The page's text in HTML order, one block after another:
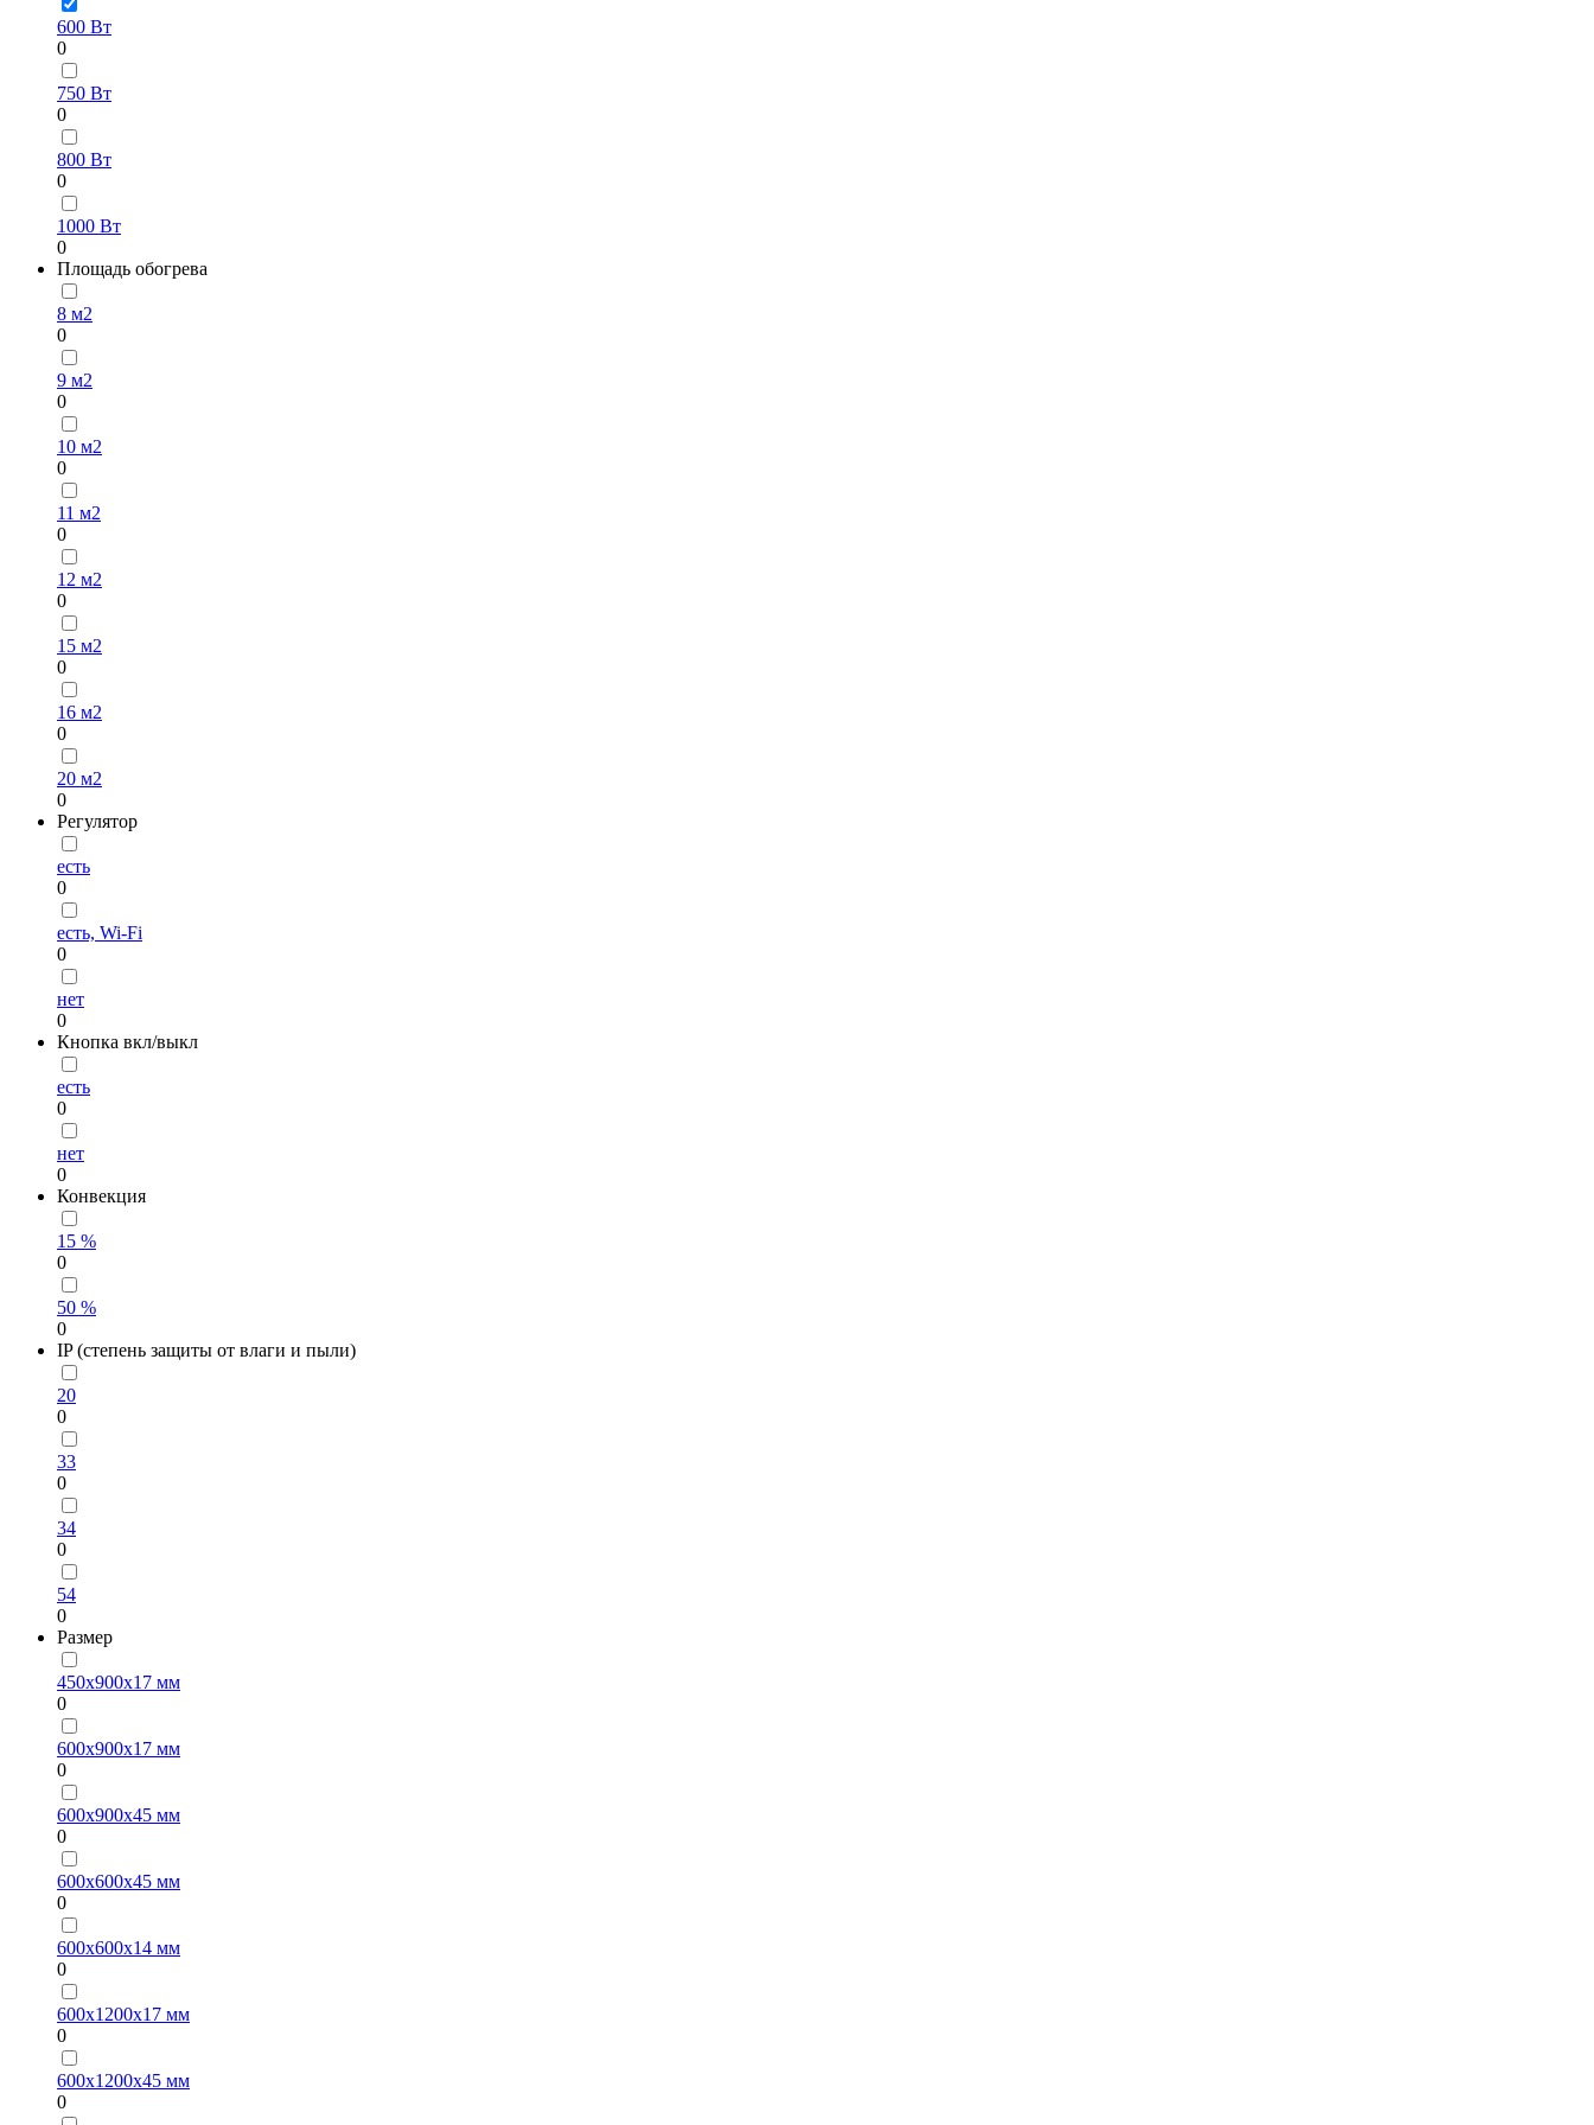
600 Вт
0
750 Вт
0
800 Вт
0
1000 Вт
0
Площадь обогрева
8 м2
0
9 м2
0
10 м2
0
11 м2
0
12 м2
0
15 м2
0
16 м2
0
20 м2
0
Регулятор
есть
0
есть, Wi-Fi
0
нет
0
Кнопка вкл/выкл
есть
0
нет
0
Конвекция
15 %
0
50 %
0
IP (степень защиты от влаги и пыли)
20
0
33
0
34
0
54
0
Размер
450х900х17 мм
0
600х900х17 мм
0
600х900х45 мм
0
600х600х45 мм
0
600х600х14 мм
0
600х1200х17 мм
0
600х1200х45 мм
0